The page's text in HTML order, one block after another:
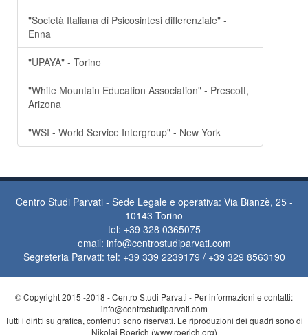
"Società Italiana di Psicosintesi differenziale" -
Enna
"UPAYA" - Torino
"White Mountain Education Association" - Prescott,
Arizona
"WSI - World Service Intergroup" - New York
Centro Studi Parvati - Sede Legale e operativa: Via Bianzè, 25 -
10143 Torino
tel: +39 328 0365075
email: info@centrostudiparvati.com
Segreteria Parvati: tel: +39 339 2239179 / +39 329 8563190
© Copyright 2015 -2018 - Centro Studi Parvati - Per informazioni e contatti:
info@centrostudiparvati.com
Tutti i diritti su grafica, contenuti sono riservati. Le riproduzioni dei quadri sono di
Nikolaj Roerich (www.roerich.org)